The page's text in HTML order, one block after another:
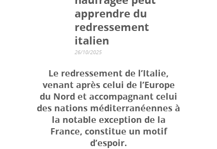
apprendre du
redressement
italien
26/10/2025
Le redressement de l’Italie,
venant après celui de l’Europe
du Nord et accompagnant celui
des nations méditerranéennes à
la notable exception de la
France, constitue un motif
d’espoir.